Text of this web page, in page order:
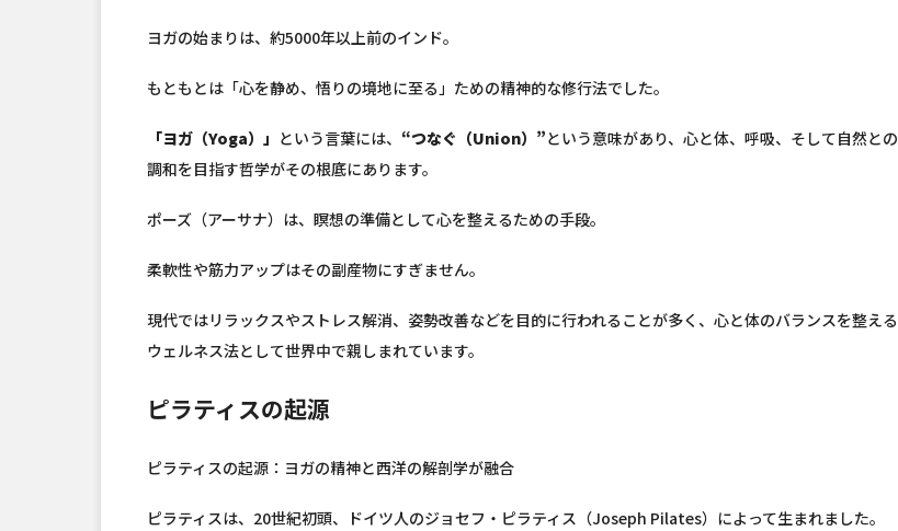
ヨガの始まりは、約5000年以上前のインド。
もともとは「心を静め、悟りの境地に至る」ための精神的な修行法でした。
「ヨガ（Yoga）」 という言葉には、 “つなぐ（Union）”という意味があり、心と体、呼吸、そして自然との
調和を目指す哲学がその根底にあります。
ポーズ（アーサナ）は、瞑想の準備として心を整えるための手段。
柔軟性や筋力アップはその副産物にすぎません。
現代ではリラックスやストレス解消、姿勢改善などを目的に行われることが多く、心と体のバランスを整える
ウェルネス法として世界中で親しまれています。
ピラティスの起源
ピラティスの起源：ヨガの精神と西洋の解剖学が融合
ピラティスは、20世紀初頭、ドイツ人のジョセフ・ピラティス（Joseph Pilates）によって生まれました。